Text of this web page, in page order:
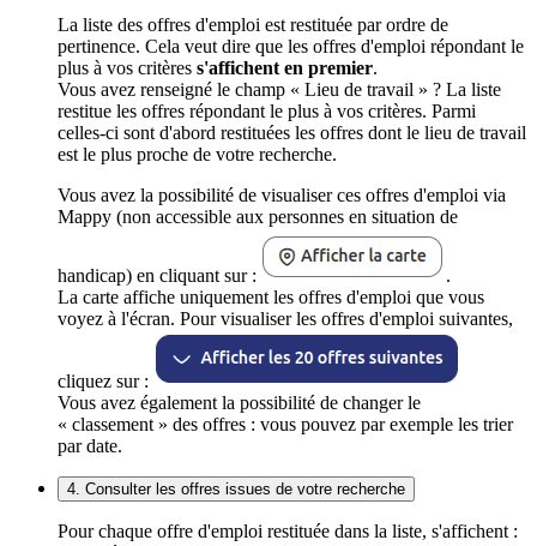
La liste des offres d'emploi est restituée par ordre de
pertinence. Cela veut dire que les offres d'emploi répondant le
plus à vos critères s'affichent en premier.
Vous avez renseigné le champ « Lieu de travail » ? La liste
restitue les offres répondant le plus à vos critères. Parmi
celles-ci sont d'abord restituées les offres dont le lieu de travail
est le plus proche de votre recherche.
Vous avez la possibilité de visualiser ces offres d'emploi via
Mappy (non accessible aux personnes en situation de
handicap) en cliquant sur :
.
La carte affiche uniquement les offres d'emploi que vous
voyez à l'écran. Pour visualiser les offres d'emploi suivantes,
cliquez sur :
Vous avez également la possibilité de changer le
« classement » des offres : vous pouvez par exemple les trier
par date.
4. Consulter les offres issues de votre recherche
Pour chaque offre d'emploi restituée dans la liste, s'affichent :